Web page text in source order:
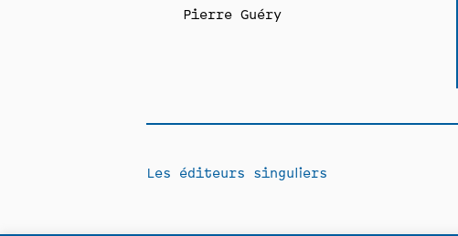
Pierre Guéry
Les éditeurs singuliers